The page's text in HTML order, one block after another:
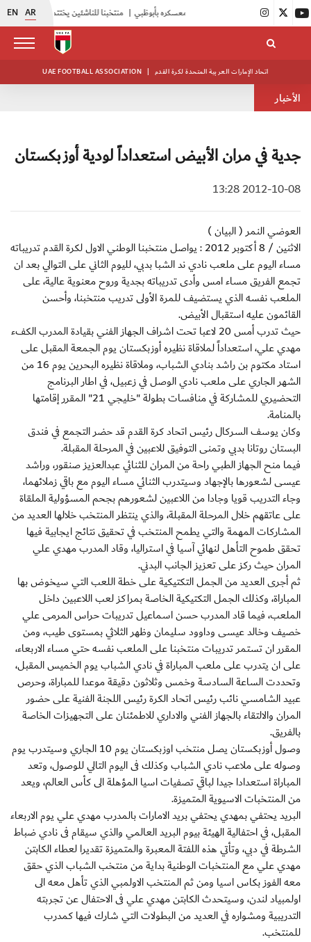
EN AR | أبيض الشباب يواصل تدريباته في معسكره بأبوظبي |
UAE FOOTBALL ASSOCIATION | اتحاد الإمارات العربية المتحدة لكرة القدم
الأخبار
جدية في مران الأبيض استعداداً لودية أوزبكستان
2012-10-08 13:28
العوضي النمر ( البيان )
الاثنين / 8 أكتوبر 2012 : يواصل منتخبنا الوطني الاول لكرة القدم تدريباته
مساء اليوم على ملعب نادي ند الشبا بدبي، لليوم الثاني على التوالي بعد ان
تجمع الفريق مساء امس وأدى تدريباته بجدية وروح معنوية عالية، على
الملعب نفسه الذي يستضيف للمرة الأولى تدريب منتخبنا، وأحسن
القائمون عليه استقبال الأبيض.
حيث تدرب أمس 20 لاعبا تحت اشراف الجهاز الفني بقيادة المدرب الكفء
مهدي علي، استعداداً لملاقاة نظيره أوزبكستان يوم الجمعة المقبل على
استاد مكتوم بن راشد بنادي الشباب، وملاقاة نظيره البحرين يوم 16 من
الشهر الجاري على ملعب نادي الوصل في زعبيل، في اطار البرنامج
التحضيري للمشاركة في منافسات بطولة "خليجي 21" المقرر إقامتها
بالمنامة.
وكان يوسف السركال رئيس اتحاد كرة القدم قد حضر التجمع في فندق
البستان روتانا بدبي وتمنى التوفيق للاعبين في المرحلة المقبلة.
فيما منح الجهاز الطبي راحة من المران للثنائي عبدالعزيز صنقور، وراشد
عيسى لشعورها بالإجهاد وسيتدرب الثنائي مساء اليوم مع باقي زملائهما،
وجاء التدريب قويا وجادا من اللاعبين لشعورهم بجحم المسؤولية الملقاة
على عاتقهم خلال المرحلة المقبلة، والذي ينتظر المنتخب خلالها العديد من
المشاركات المهمة والتي يطمح المنتخب في تحقيق نتائج ايجابية فيها
تحقق طموح التأهل لنهائي آسيا في استراليا، وقاد المدرب مهدي علي
المران حيث ركز على تعزيز الجانب البدني.
ثم أجرى العديد من الجمل التكتيكية على خطة اللعب التي سيخوض بها
المباراة، وكذلك الجمل التكتيكية الخاصة بمراكز لعب اللاعبين داخل
الملعب، فيما قاد المدرب حسن اسماعيل تدريبات حراس المرمى علي
خصيف وخالد عيسى وداوود سليمان وظهر الثلاثي بمستوى طيب، ومن
المقرر ان تستمر تدريبات منتخبنا على الملعب نفسه حتي مساء الاربعاء،
على ان يتدرب على ملعب المباراة في نادي الشباب يوم الخميس المقبل،
وتحددت الساعة السادسة وخمس وثلاثون دقيقة موعدا للمباراة، وحرص
عبيد الشامسي نائب رئيس اتحاد الكرة رئيس اللجنة الفنية على حضور
المران والالتقاء بالجهاز الفني والاداري للاطمئنان على التجهيزات الخاصة
بالفريق.
وصول أوزبكستان يصل منتخب اوزبكستان يوم 10 الجاري وسيتدرب يوم
وصوله على ملاعب نادي الشباب وكذلك فى اليوم التالي للوصول، وتعد
المباراة استعدادا جيدا لباقي تصفيات اسيا المؤهلة الى كأس العالم، ويعد
من المنتخبات الاسيوية المتميزة.
البريد يحتفي بمهدي يحتفي بريد الامارات بالمدرب مهدي علي يوم الاربعاء
المقبل، في احتفالية الهيئة بيوم البريد العالمي والذي سيقام فى نادي ضباط
الشرطة في دبي، وتأتي هذه اللفتة المعبرة والمتميزة تقديرا لعطاء الكابتن
مهدي علي مع المنتخبات الوطنية بداية من منتخب الشباب الذي حقق
معه الفوز بكاس اسيا ومن ثم المنتخب الاولمبي الذي تأهل معه الى
اولمبياد لندن، وسيتحدث الكابتن مهدي علي فى الاحتفال عن تجربته
التدريبية ومشواره في العديد من البطولات التي شارك فيها كمدرب
للمنتخب.